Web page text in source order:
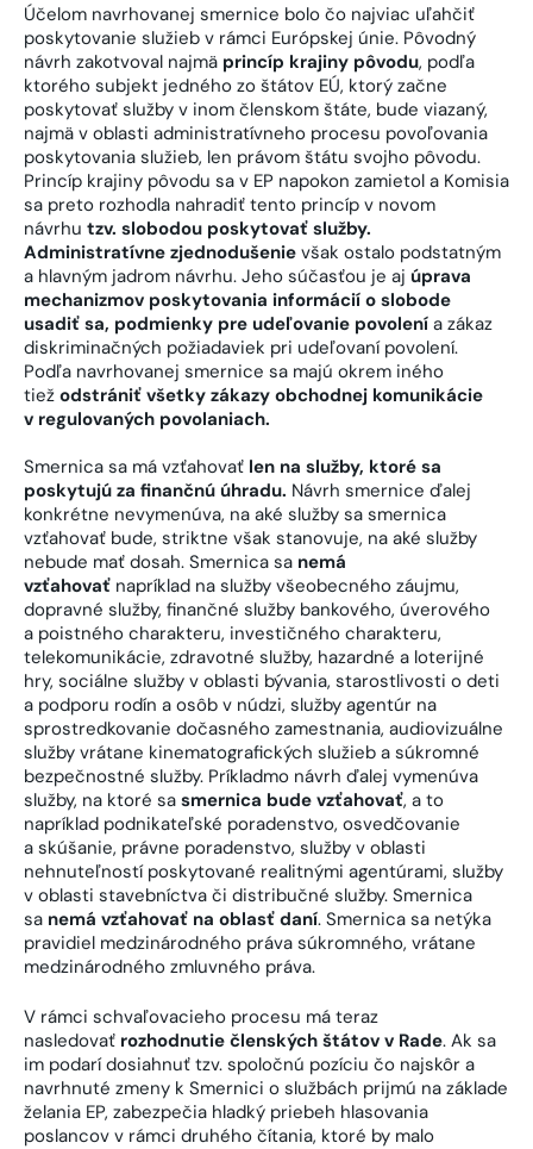
Účelom navrhovanej smernice bolo čo najviac uľahčiť
poskytovanie služieb v rámci Európskej únie. Pôvodný
návrh zakotvoval najmä princíp krajiny pôvodu, podľa
ktorého subjekt jedného zo štátov EÚ, ktorý začne
poskytovať služby v inom členskom štáte, bude viazaný,
najmä v oblasti administratívneho procesu povoľovania
poskytovania služieb, len právom štátu svojho pôvodu.
Princíp krajiny pôvodu sa v EP napokon zamietol a Komisia
sa preto rozhodla nahradiť tento princíp v novom
návrhu tzv. slobodou poskytovať služby.
Administratívne zjednodušenie však ostalo podstatným
a hlavným jadrom návrhu. Jeho súčasťou je aj úprava
mechanizmov poskytovania informácií o slobode
usadiť sa, podmienky pre udeľovanie povolení a zákaz
diskriminačných požiadaviek pri udeľovaní povolení.
Podľa navrhovanej smernice sa majú okrem iného
tiež odstrániť všetky zákazy obchodnej komunikácie
v regulovaných povolaniach.
Smernica sa má vzťahovať len na služby, ktoré sa
poskytujú za finančnú úhradu. Návrh smernice ďalej
konkrétne nevymenúva, na aké služby sa smernica
vzťahovať bude, striktne však stanovuje, na aké služby
nebude mať dosah. Smernica sa nemá
vzťahovať napríklad na služby všeobecného záujmu,
dopravné služby, finančné služby bankového, úverového
a poistného charakteru, investičného charakteru,
telekomunikácie, zdravotné služby, hazardné a loterijné
hry, sociálne služby v oblasti bývania, starostlivosti o deti
a podporu rodín a osôb v núdzi, služby agentúr na
sprostredkovanie dočasného zamestnania, audiovizuálne
služby vrátane kinematografických služieb a súkromné
bezpečnostné služby. Príkladmo návrh ďalej vymenúva
služby, na ktoré sa smernica bude vzťahovať, a to
napríklad podnikateľské poradenstvo, osvedčovanie
a skúšanie, právne poradenstvo, služby v oblasti
nehnuteľností poskytované realitnými agentúrami, služby
v oblasti stavebníctva či distribučné služby. Smernica
sa nemá vzťahovať na oblasť daní. Smernica sa netýka
pravidiel medzinárodného práva súkromného, vrátane
medzinárodného zmluvného práva.
V rámci schvaľovacieho procesu má teraz
nasledovať rozhodnutie členských štátov v Rade. Ak sa
im podarí dosiahnuť tzv. spoločnú pozíciu čo najskôr a
navrhnuté zmeny k Smernici o službách prijmú na základe
želania EP, zabezpečia hladký priebeh hlasovania
poslancov v rámci druhého čítania, ktoré by malo